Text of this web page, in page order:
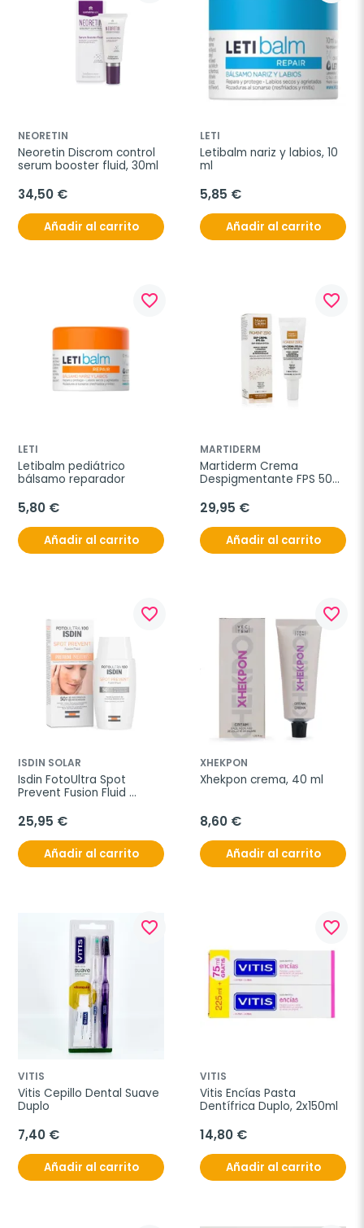
NEORETIN
Neoretin Discrom control
serum booster fluid, 30ml
34,50 €
Añadir al carrito
LETI
Letibalm nariz y labios, 10
ml
5,85 €
Añadir al carrito
favorite_border
LETI
Letibalm pediátrico
bálsamo reparador
5,80 €
Añadir al carrito
favorite_border
MARTIDERM
Martiderm Crema
Despigmentante FPS 50+,
29,95 €
Añadir al carrito
favorite_border
ISDIN SOLAR
Isdin FotoUltra Spot
Prevent Fusion Fluid
25,95 €
Añadir al carrito
favorite_border
XHEKPON
Xhekpon crema, 40 ml
8,60 €
Añadir al carrito
favorite_border
VITIS
Vitis Cepillo Dental Suave
Duplo
7,40 €
Añadir al carrito
favorite_border
VITIS
Vitis Encías Pasta
Dentífrica Duplo, 2x150ml
14,80 €
Añadir al carrito